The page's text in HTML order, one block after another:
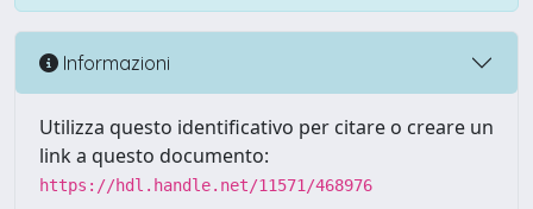
Informazioni
Utilizza questo identificativo per citare o creare un
link a questo documento:
https://hdl.handle.net/11571/468976